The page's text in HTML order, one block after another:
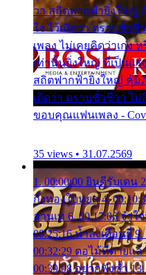
วา สถิตฟากฟ้ายิ่งใหญ่
ใจ ไว้เถิดว่า ตราบชั่ว
เพลง ไม่เคยคิดว่าเก่ง
เท่านั้นยิ่งใหญ่ ที่เป็นแร
สถิตฟากฟ้ายิ่งใหญ่ คุ้ม
เถิดว่า ตราบชั่วชีวา ไ
ขอบคุณแฟนเพลง -
35 views • 31.07.2569
1. 00:00:00 ยินดีรับเดน
กิ่งทองใบหยก 4.
ลานเท 6. 00:17:06 จำใ
00:25:16 น้ำลงเดือนยี่
00:32:29 ตอไม้ที่ตายแล้
00:39:08 อยากฟังซ้ำ